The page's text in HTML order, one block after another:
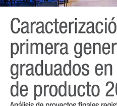
Caracterización de la